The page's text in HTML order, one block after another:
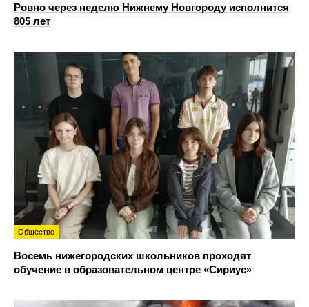
Ровно через неделю Нижнему Новгороду исполнится
805 лет
Общество
Восемь нижегородских школьников проходят
обучение в образовательном центре «Сириус»